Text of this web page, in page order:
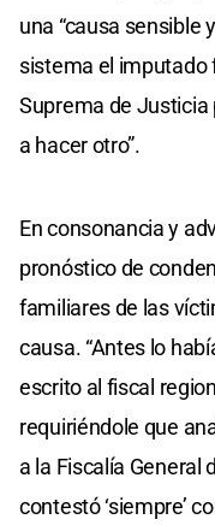
una “causa sensible
sistema el imputado
Suprema de Justicia
a hacer otro”.
En consonancia y
pronóstico de
familiares de las
causa. “Antes lo
escrito al fiscal
requiriéndole que
a la Fiscalía General
contestó ‘siempre’